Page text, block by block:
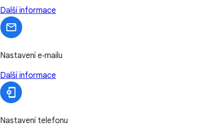
Další informace
Nastavení e‑mailu
Další informace
Nastavení telefonu